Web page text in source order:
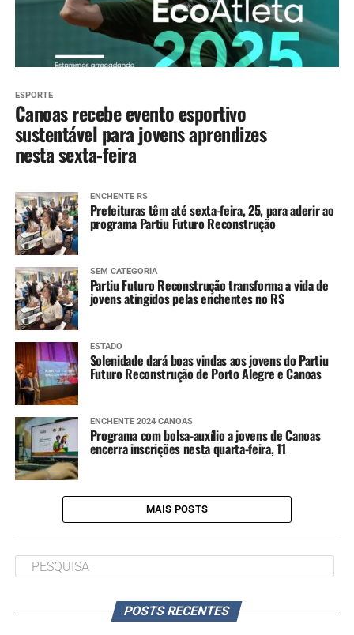
ESPORTE
Canoas recebe evento esportivo
sustentável para jovens aprendizes
nesta sexta-feira
ENCHENTE RS
Prefeituras têm até sexta-feira, 25, para aderir ao
programa Partiu Futuro Reconstrução
SEM CATEGORIA
Partiu Futuro Reconstrução transforma a vida de
jovens atingidos pelas enchentes no RS
ESTADO
Solenidade dará boas vindas aos jovens do Partiu
Futuro Reconstrução de Porto Alegre e Canoas
ENCHENTE 2024 CANOAS
Programa com bolsa-auxílio a jovens de Canoas
encerra inscrições nesta quarta-feira, 11
MAIS POSTS
POSTS RECENTES